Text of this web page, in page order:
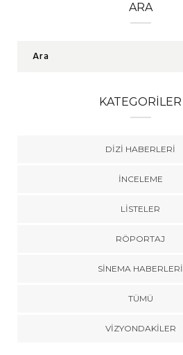
ARA
KATEGORILER
DIZI HABERLERI
İNCELEME
LISTELER
RÖPORTAJ
SINEMA HABERLERI
TÜMÜ
VIZYONDAKILER